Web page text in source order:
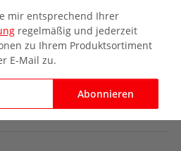
mir entsprechend Ihrer
regelmäßig und jederzeit
zu Ihrem Produktsortiment
E-Mail zu.
Abonnieren